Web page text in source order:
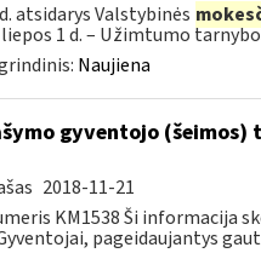
atsidarys Valstybinės
1 d. – Užimtumo
Naujiena
gyventojo (šeimos)
2018-11-21
KM1538 Ši informacija
pageidaujantys